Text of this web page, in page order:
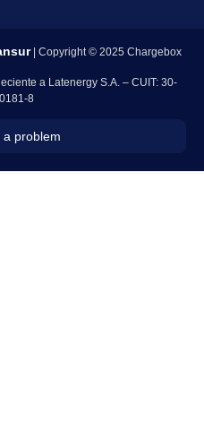
| Copyright © 2025 Chargebox
a Latenergy S.A. – CUIT: 30-
8
a problem